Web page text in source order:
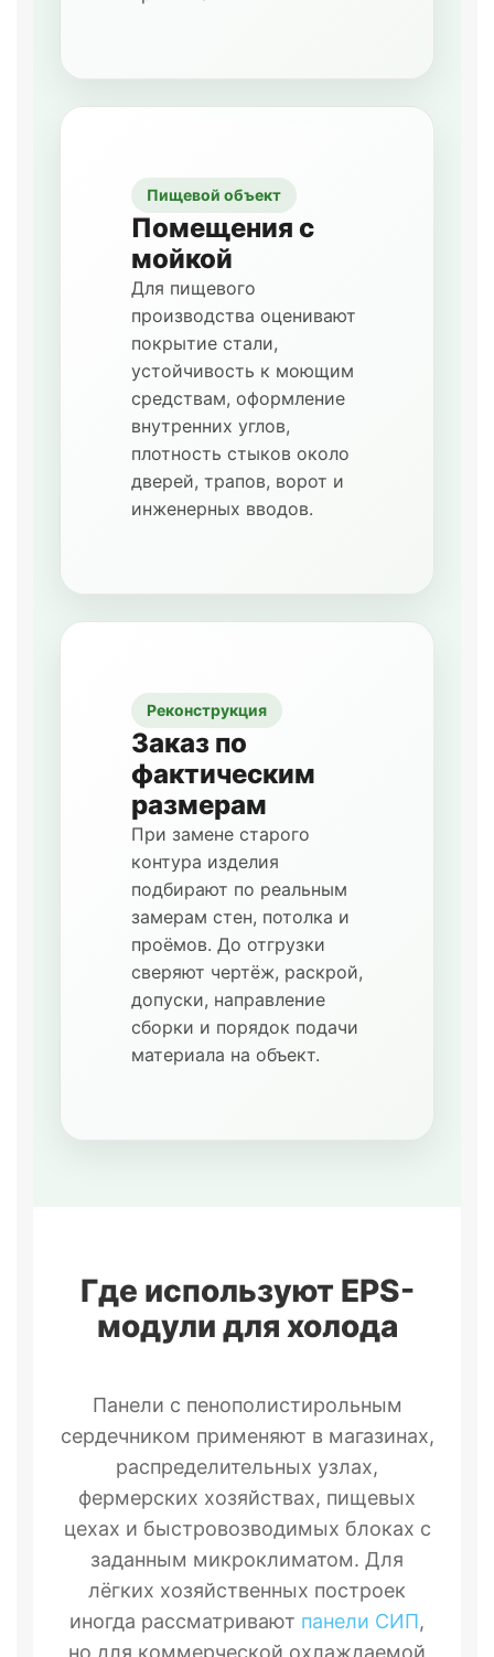
Пищевой объект
Помещения с
мойкой
Для пищевого
производства оценивают
покрытие стали,
устойчивость к моющим
средствам, оформление
внутренних углов,
плотность стыков около
дверей, трапов, ворот и
инженерных вводов.
Реконструкция
Заказ по
фактическим
размерам
При замене старого
контура изделия
подбирают по реальным
замерам стен, потолка и
проёмов. До отгрузки
сверяют чертёж, раскрой,
допуски, направление
сборки и порядок подачи
материала на объект.
Где используют EPS-
модули для холода
Панели с пенополистирольным
сердечником применяют в магазинах,
распределительных узлах,
фермерских хозяйствах, пищевых
цехах и быстровозводимых блоках с
заданным микроклиматом. Для
лёгких хозяйственных построек
иногда рассматривают панели СИП,
но для коммерческой охлаждаемой